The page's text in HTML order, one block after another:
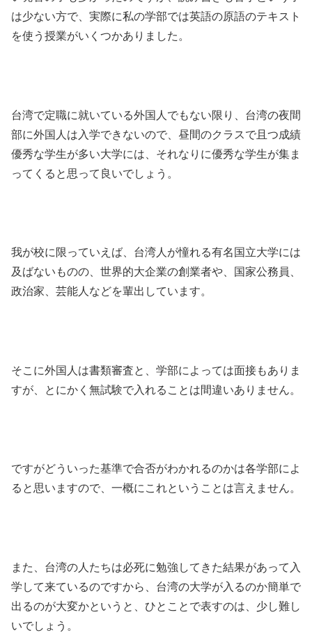
は少ない方で、実際に私の学部では英語の原語のテキスト
を使う授業がいくつかありました。
台湾で定職に就いている外国人でもない限り、台湾の夜間
部に外国人は入学できないので、昼間のクラスで且つ成績
優秀な学生が多い大学には、それなりに優秀な学生が集ま
ってくると思って良いでしょう。
我が校に限っていえば、台湾人が憧れる有名国立大学には
及ばないものの、世界的大企業の創業者や、国家公務員、
政治家、芸能人などを輩出しています。
そこに外国人は書類審査と、学部によっては面接もありま
すが、とにかく無試験で入れることは間違いありません。
ですがどういった基準で合否がわかれるのかは各学部によ
ると思いますので、一概にこれということは言えません。
また、台湾の人たちは必死に勉強してきた結果があって入
学して来ているのですから、台湾の大学が入るのか簡単で
出るのが大変かというと、ひとことで表すのは、少し難し
いでしょう。